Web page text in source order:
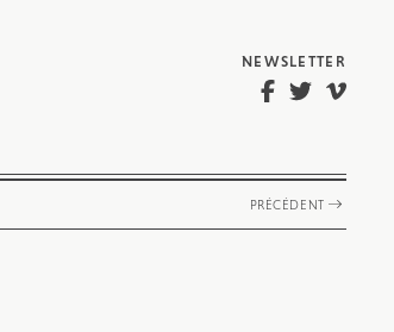
NEWSLETTER
PRÉCÉDENT